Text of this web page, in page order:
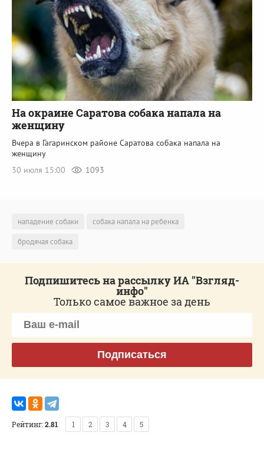
На окраине Саратова собака напала на
женщину
Вчера в Гагаринском районе Саратова собака напала на
женщину
30 июля 15:00
1093
нападение собаки
собака напала на ребенка
бродячая собака
Подпишитесь на рассылку ИА "Взгляд-
инфо"
Только самое важное за день
Подписаться
Рейтинг:2.81 1 2 3 4 5